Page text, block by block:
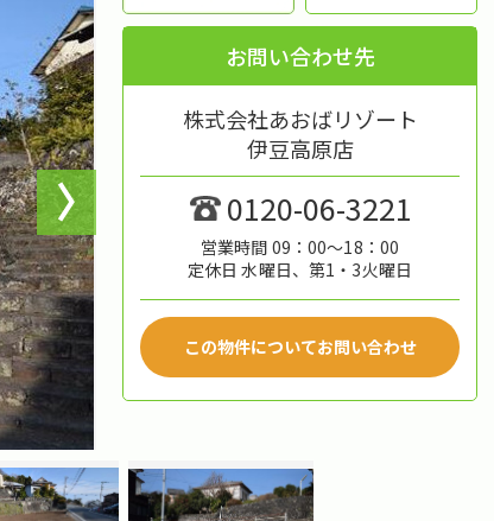
お問い合わせ先
株式会社あおばリゾート
伊豆高原店
0120-06-3221
営業時間 09：00～18：00
定休日 水曜日、第1・3火曜日
この物件についてお問い合わせ